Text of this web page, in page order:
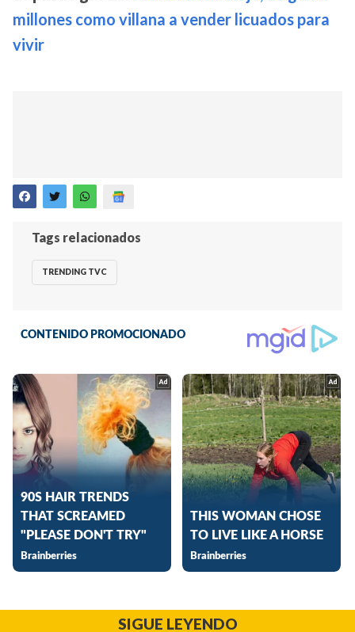
millones como villana a vender licuados para
vivir
Tags relacionados
TRENDING TVC
SIGUE LEYENDO